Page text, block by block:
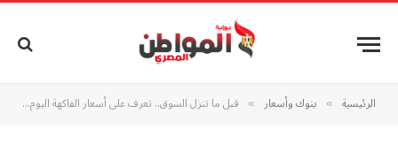
الرئيسية » بنوك وأسعار » قبل ما تنزل السوق.. تعرف على أسعار الفاكهة اليوم السبت بالعبور